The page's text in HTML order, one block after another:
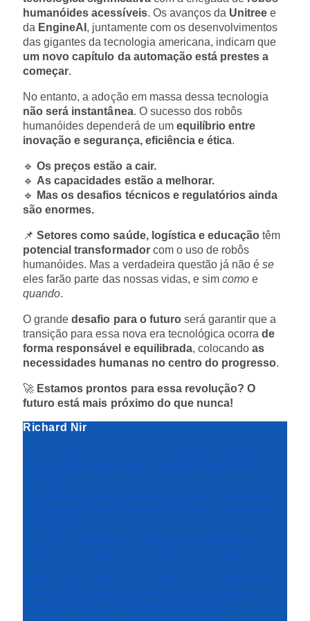
humanóides acessíveis. Os avanços da Unitree e
da EngineAI , juntamente com os desenvolvimentos
das gigantes da tecnologia americana, indicam que
um novo capítulo da automação está prestes a
começar.
No entanto, a adoção em massa dessa tecnologia
não será instantânea. O sucesso dos robôs
humanóides dependerá de um equilíbrio entre
inovação e segurança, eficiência e ética.
🔹Os preços estão a cair.
🔹 As capacidades estão a melhorar.
🔹
Mas os desafios técnicos e regulatórios ainda
são enormes.
📌Setores como saúde, logística e educação têm
potencial transformadorcom o uso de robôs
humanóides. Mas a verdadeira questão já não ése
eles farão parte das nossas vidas, e simcomo e
quando.
O grandedesafio para o futuroserá garantir que a
transição para essa nova era tecnológica ocorrade
forma responsável e equilibrada, colocandoas
necessidades humanas no centro do progresso.
🚀 Estamos prontos para essa revolução? O
futuro está mais próximo do que nunca!
Richard Nir